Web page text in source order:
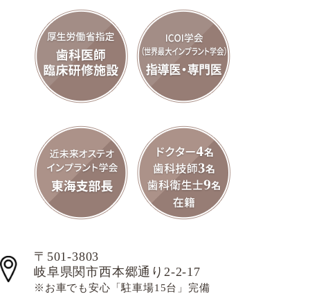
〒501-3803
岐阜県関市西本郷通り2-2-17
※お車でも安心「駐車場15台」完備